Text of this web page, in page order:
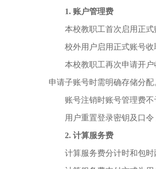
1. 账户管理费
本校教职工首次启用正式
校外用户启用正式账号收
本校教职工再次申请开
申请子账号时需明确存储分配
账号注销时账号管理费不
用户重置登录密钥及口令
2. 计算服务费
计算服务费分计时和包时